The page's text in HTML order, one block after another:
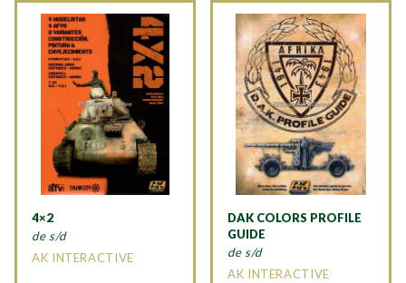
4×2
de s/d
AK INTERACTIVE
DAK COLORS PROFILE
GUIDE
de s/d
AK INTERACTIVE